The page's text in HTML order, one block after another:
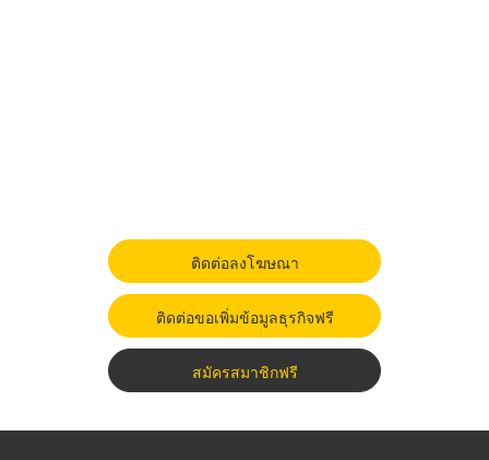
ติดต่อลงโฆษณา
ติดต่อขอเพิ่มข้อมูลธุรกิจฟรี
สมัครสมาชิกฟรี